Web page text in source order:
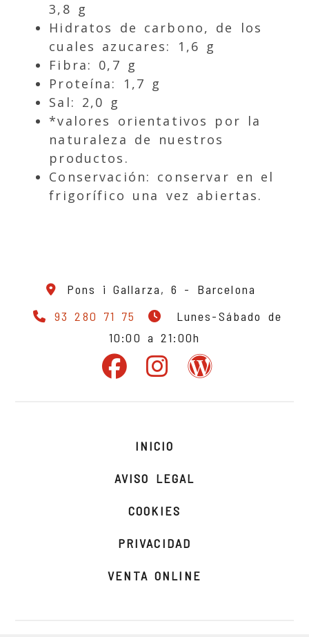
3,8 g
Hidratos de carbono, de los
cuales azucares: 1,6 g
Fibra: 0,7 g
Proteína: 1,7 g
Sal: 2,0 g
*valores orientativos por la
naturaleza de nuestros
productos.
Conservación: conservar en el
frigorífico una vez abiertas.
Pons i Gallarza, 6 - Barcelona
93 280 71 75
Lunes-Sábado de
10:00 a 21:00h
INICIO
AVISO LEGAL
COOKIES
PRIVACIDAD
VENTA ONLINE